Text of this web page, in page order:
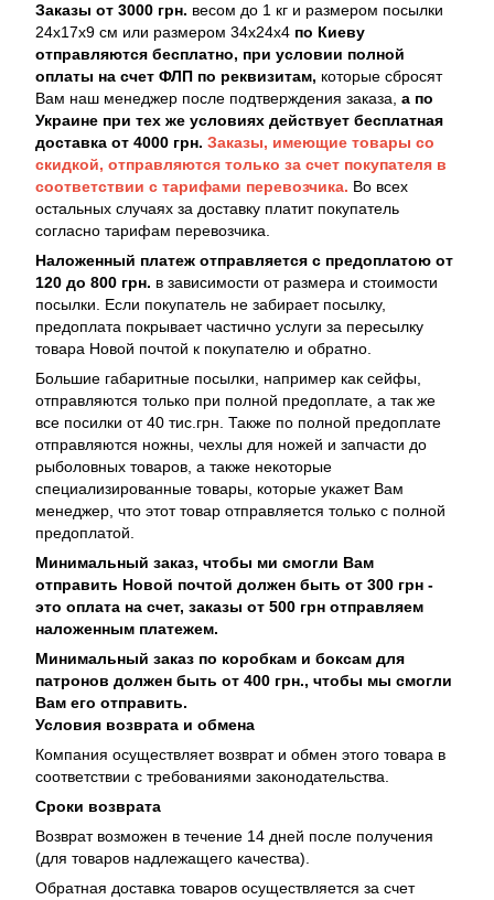
Заказы от 3000 грн. весом до 1 кг и размером посылки
24х17х9 см или размером 34х24х4 по Киеву
отправляются бесплатно, при условии полной
оплаты на счет ФЛП по реквизитам, которые сбросят
Вам наш менеджер после подтверждения заказа, а по
Украине при тех же условиях действует бесплатная
доставка от 4000 грн. Заказы, имеющие товары со
скидкой, отправляются только за счет покупателя в
соответствии с тарифами перевозчика. Во всех
остальных случаях за доставку платит покупатель
согласно тарифам перевозчика.
Наложенный платеж отправляется с предоплатою от
120 до 800 грн. в зависимости от размера и стоимости
посылки. Если покупатель не забирает посылку,
предоплата покрывает частично услуги за пересылку
товара Новой почтой к покупателю и обратно.
Большие габаритные посылки, например как сейфы,
отправляются только при полной предоплате, а так же
все посилки от 40 тис.грн. Также по полной предоплате
отправляются ножны, чехлы для ножей и запчасти до
рыболовных товаров, а также некоторые
специализированные товары, которые укажет Вам
менеджер, что этот товар отправляется только с полной
предоплатой.
Минимальный заказ, чтобы ми смогли Вам
отправить Новой почтой должен быть от 300 грн -
это оплата на счет, заказы от 500 грн отправляем
наложенным платежем.
Минимальный заказ по коробкам и боксам для
патронов должен быть от 400 грн., чтобы мы смогли
Вам его отправить.
Условия возврата и обмена
Компания осуществляет возврат и обмен этого товара в
соответствии с требованиями законодательства.
Сроки возврата
Возврат возможен в течение 14 дней после получения
(для товаров надлежащего качества).
Обратная доставка товаров осуществляется за счет